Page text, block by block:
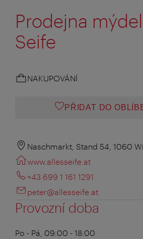
Prodejna
Seife
NAKUPOVÁNÍ
PŘIDAT DO
Naschmarkt, Stand 54, 1060
www.allesseife.at
+43 699 1 161 1291
peter@allesseife.at
Provozní doba
Po - Pá, 09:00 - 18:00